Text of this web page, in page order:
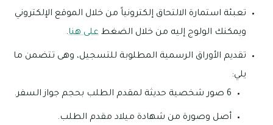
تعبئة استمارة الالتحاق إلكترونياً من خلال الموقع الإلكتروني
ويمكنك الولوج إليه من خلال الضغط على هنا.
تقديم الأوراق الرسمية المطلوبة للتسجيل، وهى تتضمن ما
يلي:
6 صور شخصية حديثة لمقدم الطلب بحجم جواز السفر.
أصل وصورة من شهادة ميلاد مقدم الطلب.